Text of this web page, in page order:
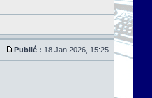
Publié : 18 Jan 2026, 15:25